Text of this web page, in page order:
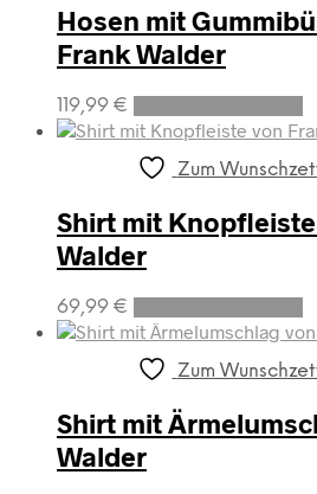
Hosen mit
Frank Walder
119,99 €
auf
Zum
Shirt mit
Walder
69,99 €
Zum
Shirt mit
Walder